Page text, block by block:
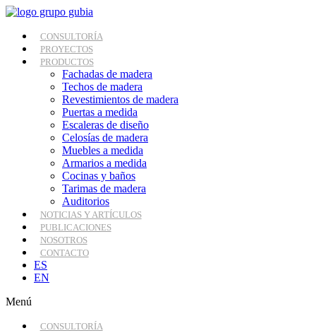
Ir
contenidoCONSULTORÍA
PROYECTOS
PRODUCTOS
Fachadas de madera
Techos de madera
Revestimientos de madera
Puertas a medida
Escaleras de diseño
Celosías de madera
Muebles a medida
Armarios a medida
Cocinas y baños
Tarimas de madera
Auditorios
NOTICIAS Y ARTÍCULOS
PUBLICACIONES
NOSOTROS
CONTACTO
ES
EN
Menú
CONSULTORÍA